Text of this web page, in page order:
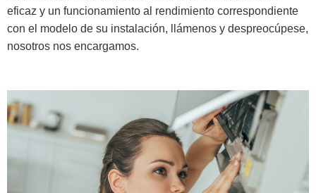
eficaz y un funcionamiento al rendimiento correspondiente
con el modelo de su instalación, llámenos y despreocúpese,
nosotros nos encargamos.